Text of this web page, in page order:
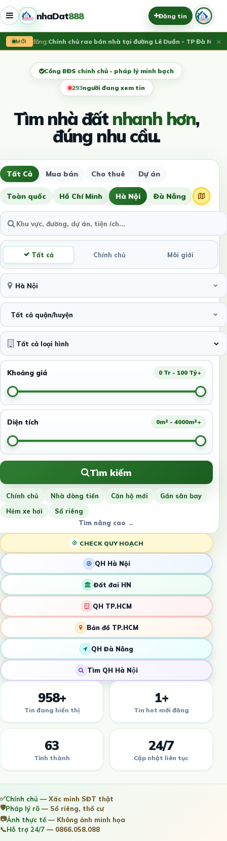
nhaDat888 Đăng tin
MỚI
Vừa đăng:Chính chủ rao bán nhà tại đường Lê Duẩn - TP Đà Nẵng;×
Cổng BĐS chính chủ - pháp lý minh bạch
294người đang xem tin
Tìm nhà đấtnhanh hơn,
đúng nhu cầu.
Tất Cả Mua bán Cho thuê Dự án
Toàn quốc Hồ Chí Minh Hà Nội Đà Nẵng
Tất cả Chính chủ Môi giới
Hà Nội
Tất cả quận/huyện
Khoảng giá 0 Tr - 100 Tỷ+
Diện tích 0m² - 4000m²+
Tìm kiếm
Chính chủ Nhà dòng tiền Căn hộ mới
Gần sân bay
Hẻm xe hơi
Sổ riêng
Tìm nâng cao →
CHECK QUY HOẠCH
QH Hà Nội
Đất đai HN
QH TP.HCM
Bản đồ TP.HCM
QH Đà Nẵng
Tìm QH Hà Nội
958+
Tin đang hiển thị
1+
Tin hot mới đăng
63
Tỉnh thành
24/7
Cập nhật liên tục
✅Chính chủ — Xác minh SĐT thật
🛡️Pháp lý rõ — Sổ riêng, thổ cư
📷Ảnh thực tế— Không ảnh minh họa
📞Hỗ trợ 24/7 — 0866.058.088